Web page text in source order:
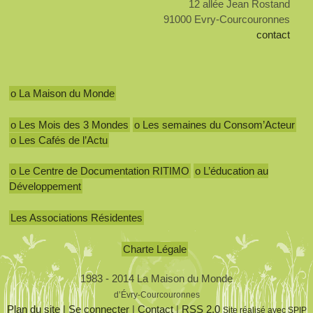
12 allée Jean Rostand
91000 Evry-Courcouronnes
contact
o La Maison du Monde
o Les Mois des 3 Mondes o Les semaines du Consom’Acteur
o Les Cafés de l’Actu
o Le Centre de Documentation RITIMO o L’éducation au
Développement
Les Associations Résidentes
Charte Légale
1983 - 2014 La Maison du Monde
d’Évry-Courcouronnes
Plan du site| Se connecter| Contact|RSS 2.0 Site réalisé avec SPIP